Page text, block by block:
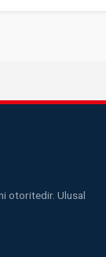
otoritedir. Ulusal